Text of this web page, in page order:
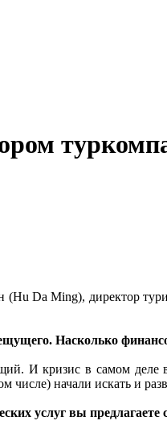
Da Ming), директор
Насколько
И кризис в самом деле
числе) начали искать и
услуг вы